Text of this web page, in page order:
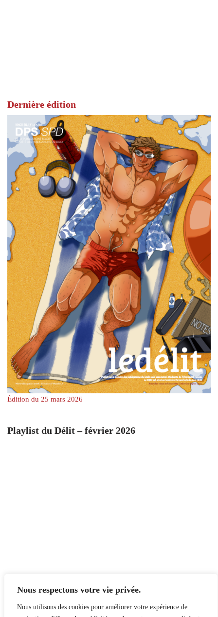
Nous respectons votre vie privée.
Nous utilisons des cookies pour améliorer votre expérience de
Dernière édition
Édition du 25 mars 2026
Playlist du Délit – février 2026